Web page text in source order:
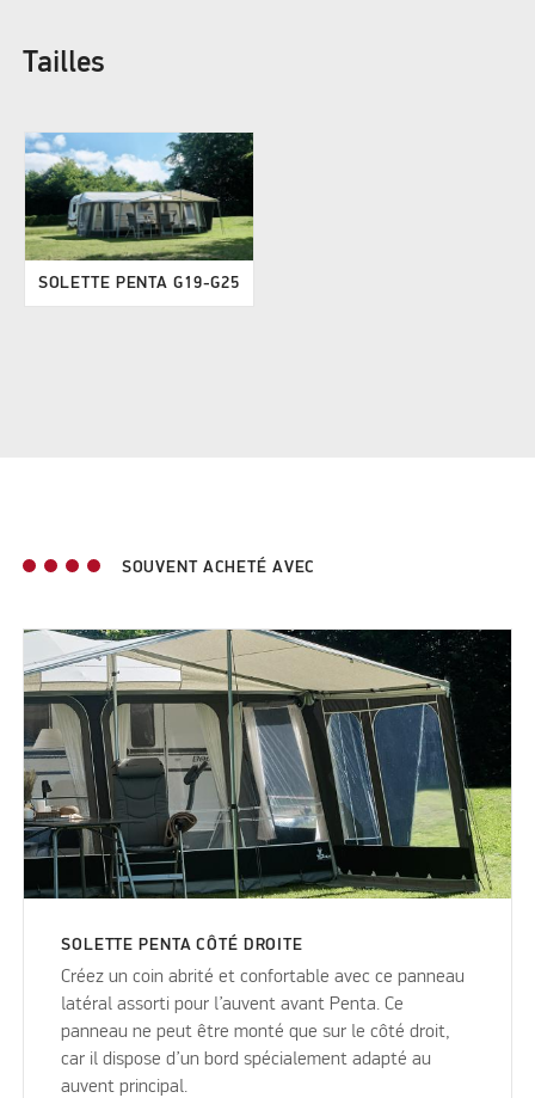
Tailles
SOLETTE PENTA G19-G25
SOUVENT ACHETÉ AVEC
SOLETTE PENTA CÔTÉ DROITE
Créez un coin abrité et confortable avec ce panneau
latéral assorti pour l’auvent avant Penta. Ce
panneau ne peut être monté que sur le côté droit,
car il dispose d’un bord spécialement adapté au
auvent principal.